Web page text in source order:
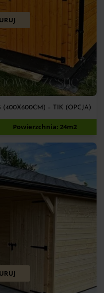
– TIK (OPCJA)
zł
Powierzchnia: 24m2